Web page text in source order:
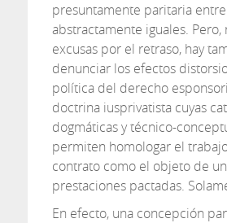
presuntamente paritaria
abstractamente iguales.
excusas por el retraso, hay
denunciar los efectos
política del derecho
doctrina iusprivatista cuyas
dogmáticas y técnico-
permiten homologar el
contrato como el objeto de
prestaciones pactadas.
En efecto, una concepción